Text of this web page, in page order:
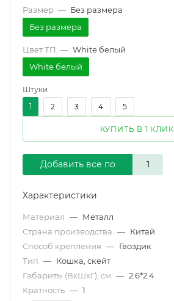
Размер — Без размера
Без размера
Цвет ТП — White белый
White белый
Штуки
1
2 3 4 5
КУПИТЬ В 1 КЛИК
Добавить все по
Характеристики
Материал — Металл
Страна производства — Китай
Способ крепления — Гвоздик
Тип — Кошка, скейт
Габариты (ВхШхГ), см — 2.6*2.4
Кратность — 1